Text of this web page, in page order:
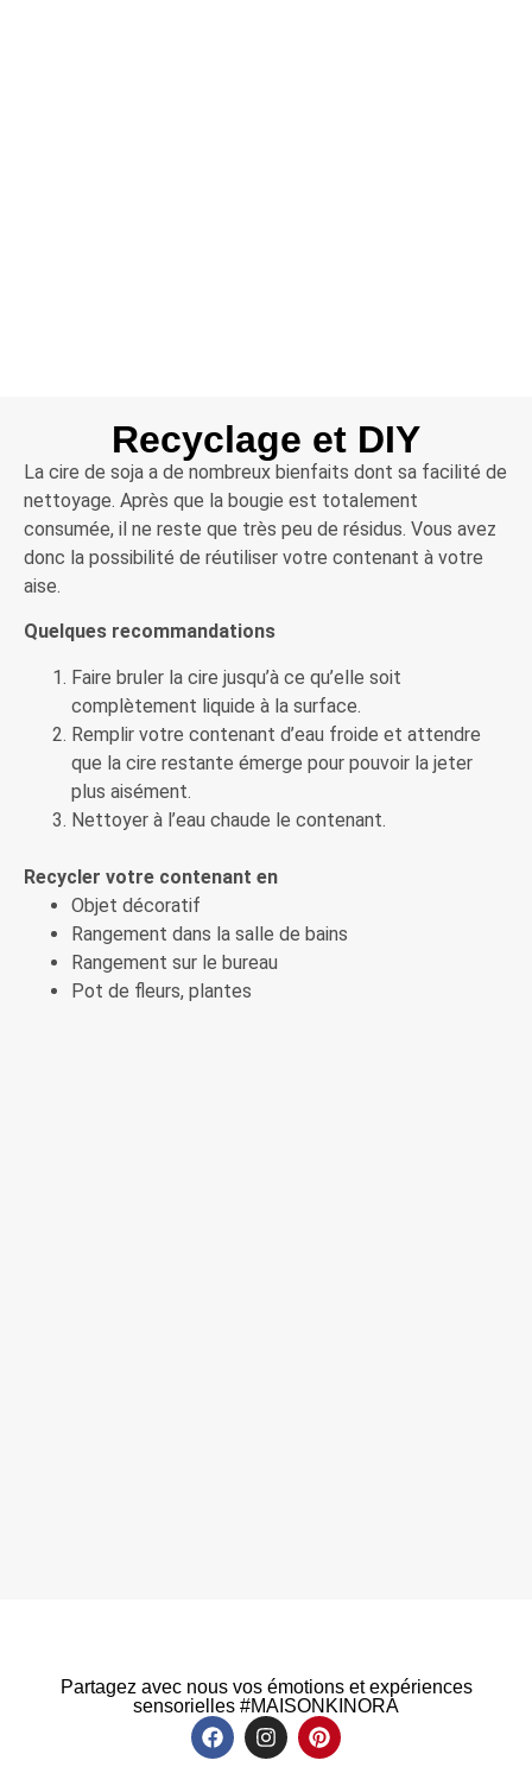
Recyclage et DIY
La cire de soja a de nombreux bienfaits dont sa facilité de
nettoyage. Après que la bougie est totalement
consumée, il ne reste que très peu de résidus. Vous avez
donc la possibilité de réutiliser votre contenant à votre
aise.
Quelques recommandations
Faire bruler la cire jusqu’à ce qu’elle soit
complètement liquide à la surface.
Remplir votre contenant d’eau froide et attendre
que la cire restante émerge pour pouvoir la jeter
plus aisément.
Nettoyer à l’eau chaude le contenant.
Recycler votre contenant en
Objet décoratif
Rangement dans la salle de bains
Rangement sur le bureau
Pot de fleurs, plantes
Partagez avec nous vos émotions et expériences
sensorielles #MAISONKINORA